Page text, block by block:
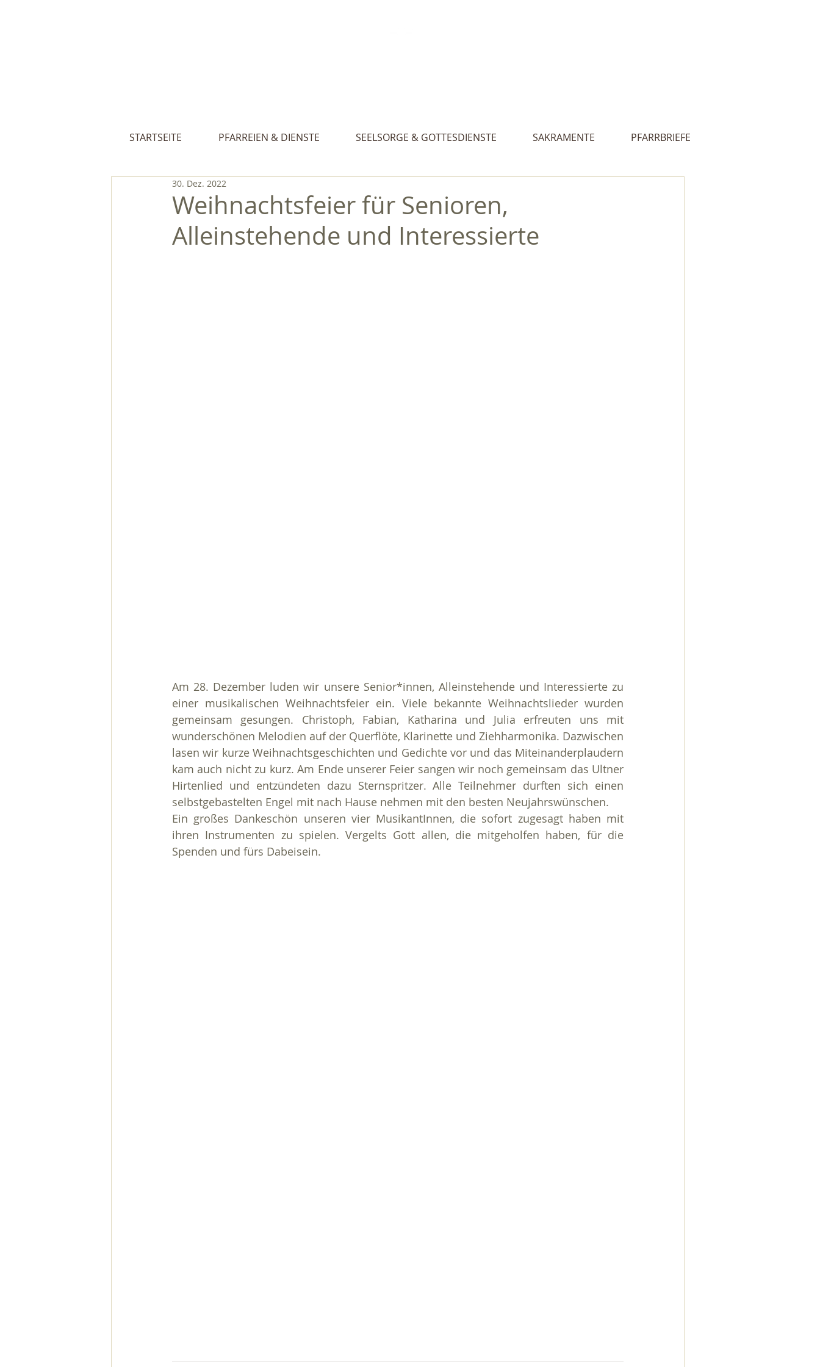
STARTSEITE PFARREIEN & DIENSTE SEELSORGE & GOTTESDIENSTE SAKRAMENTE PFARRBRIEFE
Weihnachtsfeier für Senioren,
Alleinstehende und Interessierte
30. Dez. 2022
Am 28. Dezember luden wir unsere Senior*innen, Alleinstehende und Interessierte zu
einer musikalischen Weihnachtsfeier ein. Viele bekannte Weihnachtslieder wurden
gemeinsam gesungen. Christoph, Fabian, Katharina und Julia erfreuten uns mit
wunderschönen Melodien auf der Querflöte, Klarinette und Ziehharmonika. Dazwischen
lasen wir kurze Weihnachtsgeschichten und Gedichte vor und das Miteinanderplaudern
kam auch nicht zu kurz. Am Ende unserer Feier sangen wir noch gemeinsam das Ultner
Hirtenlied und entzündeten dazu Sternspritzer. Alle Teilnehmer durften sich einen
selbstgebastelten Engel mit nach Hause nehmen mit den besten Neujahrswünschen.
Ein großes Dankeschön unseren vier MusikantInnen, die sofort zugesagt haben mit
ihren Instrumenten zu spielen. Vergelts Gott allen, die mitgeholfen haben, für die
Spenden und fürs Dabeisein.